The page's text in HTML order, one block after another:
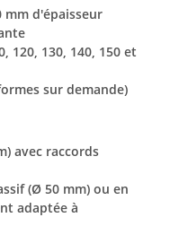
mm d'épaisseur
120, 130, 140, 150 et
sur demande)
avec raccords
(Ø 50 mm) ou en
adaptée à